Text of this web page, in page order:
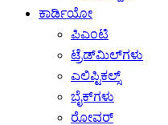
ಕಾರ್ಡಿಯೋ
ಪಿಎಂಟಿ
ಟ್ರೆಡ್‌ಮಿಲ್‌ಗಳು
ಎಲಿಪ್ಟಿಕಲ್ಸ್
ಬೈಕ್‌ಗಳು
ರೋವರ್